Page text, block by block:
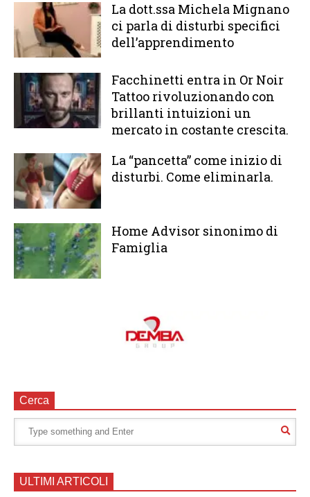
La dott.ssa Michela Mignano
ci parla di disturbi specifici
dell’apprendimento
Facchinetti entra in Or Noir
Tattoo rivoluzionando con
brillanti intuizioni un
mercato in costante crescita.
La “pancetta” come inizio di
disturbi. Come eliminarla.
Home Advisor sinonimo di
Famiglia
Cerca
ULTIMI ARTICOLI